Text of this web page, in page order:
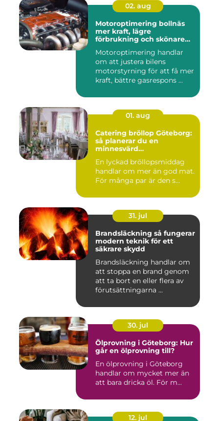
02. aug
Motoroptimering bollnäs
mer kraft, lägre
förbrukning och skönare
Motoroptimering handlar
om att justera bilens
motorstyrning för att få mer
kraft, bättre gasrespons ...
01. aug
Catering bröllop Göteborg:
så planerar du en
minnesvärd
En lyckad bröllopsmiddag
handlar om mer än god mat.
För många par är den s...
31. jul
Brandsläckning så fungerar
modern teknik för ett
säkrare skydd
Brandsläckning handlar om
att stoppa en brand genom
att ta bort en eller flera av
förutsättningarna ...
30. jul
Ölprovning i Göteborg: Hur
går en ölprovning till?
En ölprovning i Göteborg
handlar om mycket mer än
att bara dricka öl. För m...
12. jul